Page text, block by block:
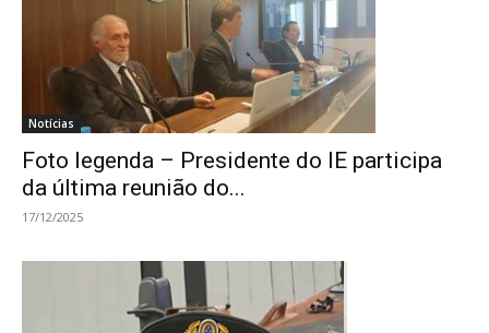
Notícias
Foto legenda – Presidente do IE participa
da última reunião do...
17/12/2025